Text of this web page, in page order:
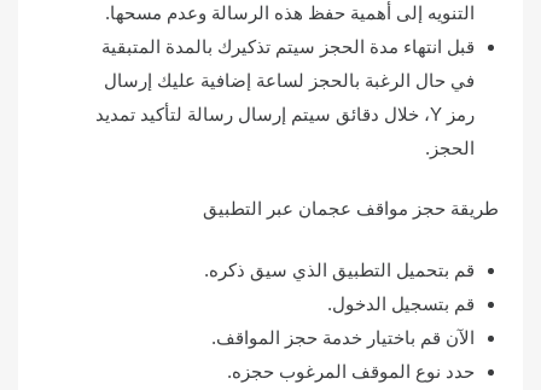
التنويه إلى أهمية حفظ هذه الرسالة وعدم مسحها.
قبل انتهاء مدة الحجز سيتم تذكيرك بالمدة المتبقية
في حال الرغبة بالحجز لساعة إضافية عليك إرسال
رمز Y، خلال دقائق سيتم إرسال رسالة لتأكيد تمديد
الحجز.
طريقة حجز مواقف عجمان عبر التطبيق
قم بتحميل التطبيق الذي سيق ذكره.
قم بتسجيل الدخول.
الآن قم باختيار خدمة حجز المواقف.
حدد نوع الموقف المرغوب حجزه.